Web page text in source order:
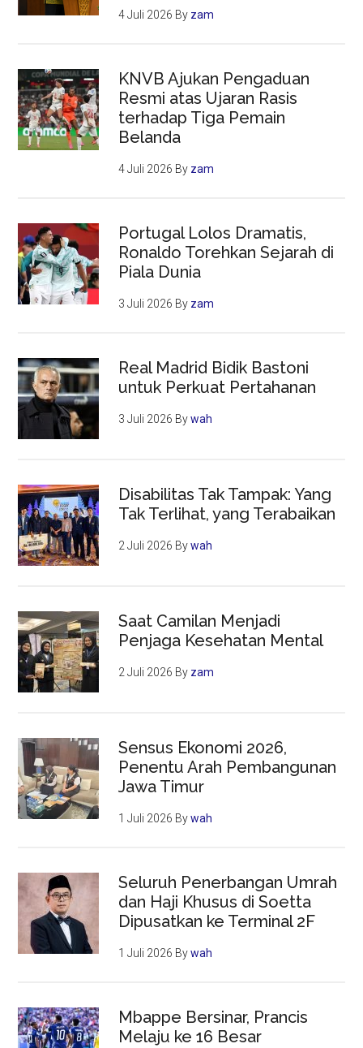
4 Juli 2026 By zam
KNVB Ajukan Pengaduan
Resmi atas Ujaran Rasis
terhadap Tiga Pemain
Belanda
4 Juli 2026 By zam
Portugal Lolos Dramatis,
Ronaldo Torehkan Sejarah di
Piala Dunia
3 Juli 2026 By zam
Real Madrid Bidik Bastoni
untuk Perkuat Pertahanan
3 Juli 2026 Bywah
Disabilitas Tak Tampak: Yang
Tak Terlihat, yang Terabaikan
2 Juli 2026 Bywah
Saat Camilan Menjadi
Penjaga Kesehatan Mental
2 Juli 2026 By zam
Sensus Ekonomi 2026,
Penentu Arah Pembangunan
Jawa Timur
1 Juli 2026 Bywah
Seluruh Penerbangan Umrah
dan Haji Khusus di Soetta
Dipusatkan ke Terminal 2F
1 Juli 2026 Bywah
Mbappe Bersinar, Prancis
Melaju ke 16 Besar